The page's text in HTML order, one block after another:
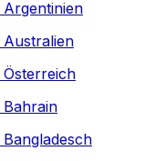
Argentinien
Australien
Österreich
Bahrain
Bangladesch